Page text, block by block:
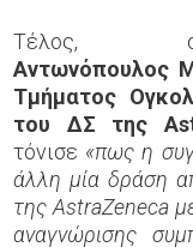
Αντωνόπουλος
Τμήματος
του ΔΣ της
τόνισε «πως η
άλλη μία δράση
τηςAstraZeneca
αναγνώρισης